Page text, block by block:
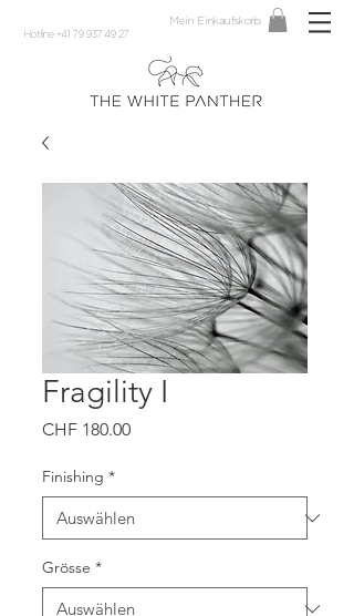
Hotline +41 79 937 49 27
Mein Einkaufskorb
Fragility I
CHF 180.00Preis
Finishing *
Grösse *